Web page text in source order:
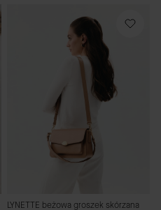
LYNETTE beżowa groszek skórzana